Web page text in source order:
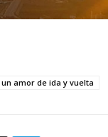
un amor de ida y vuelta